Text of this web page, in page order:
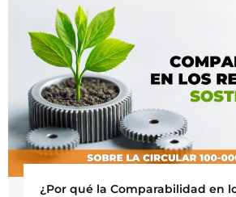
¿Por qué la Comparabilidad en